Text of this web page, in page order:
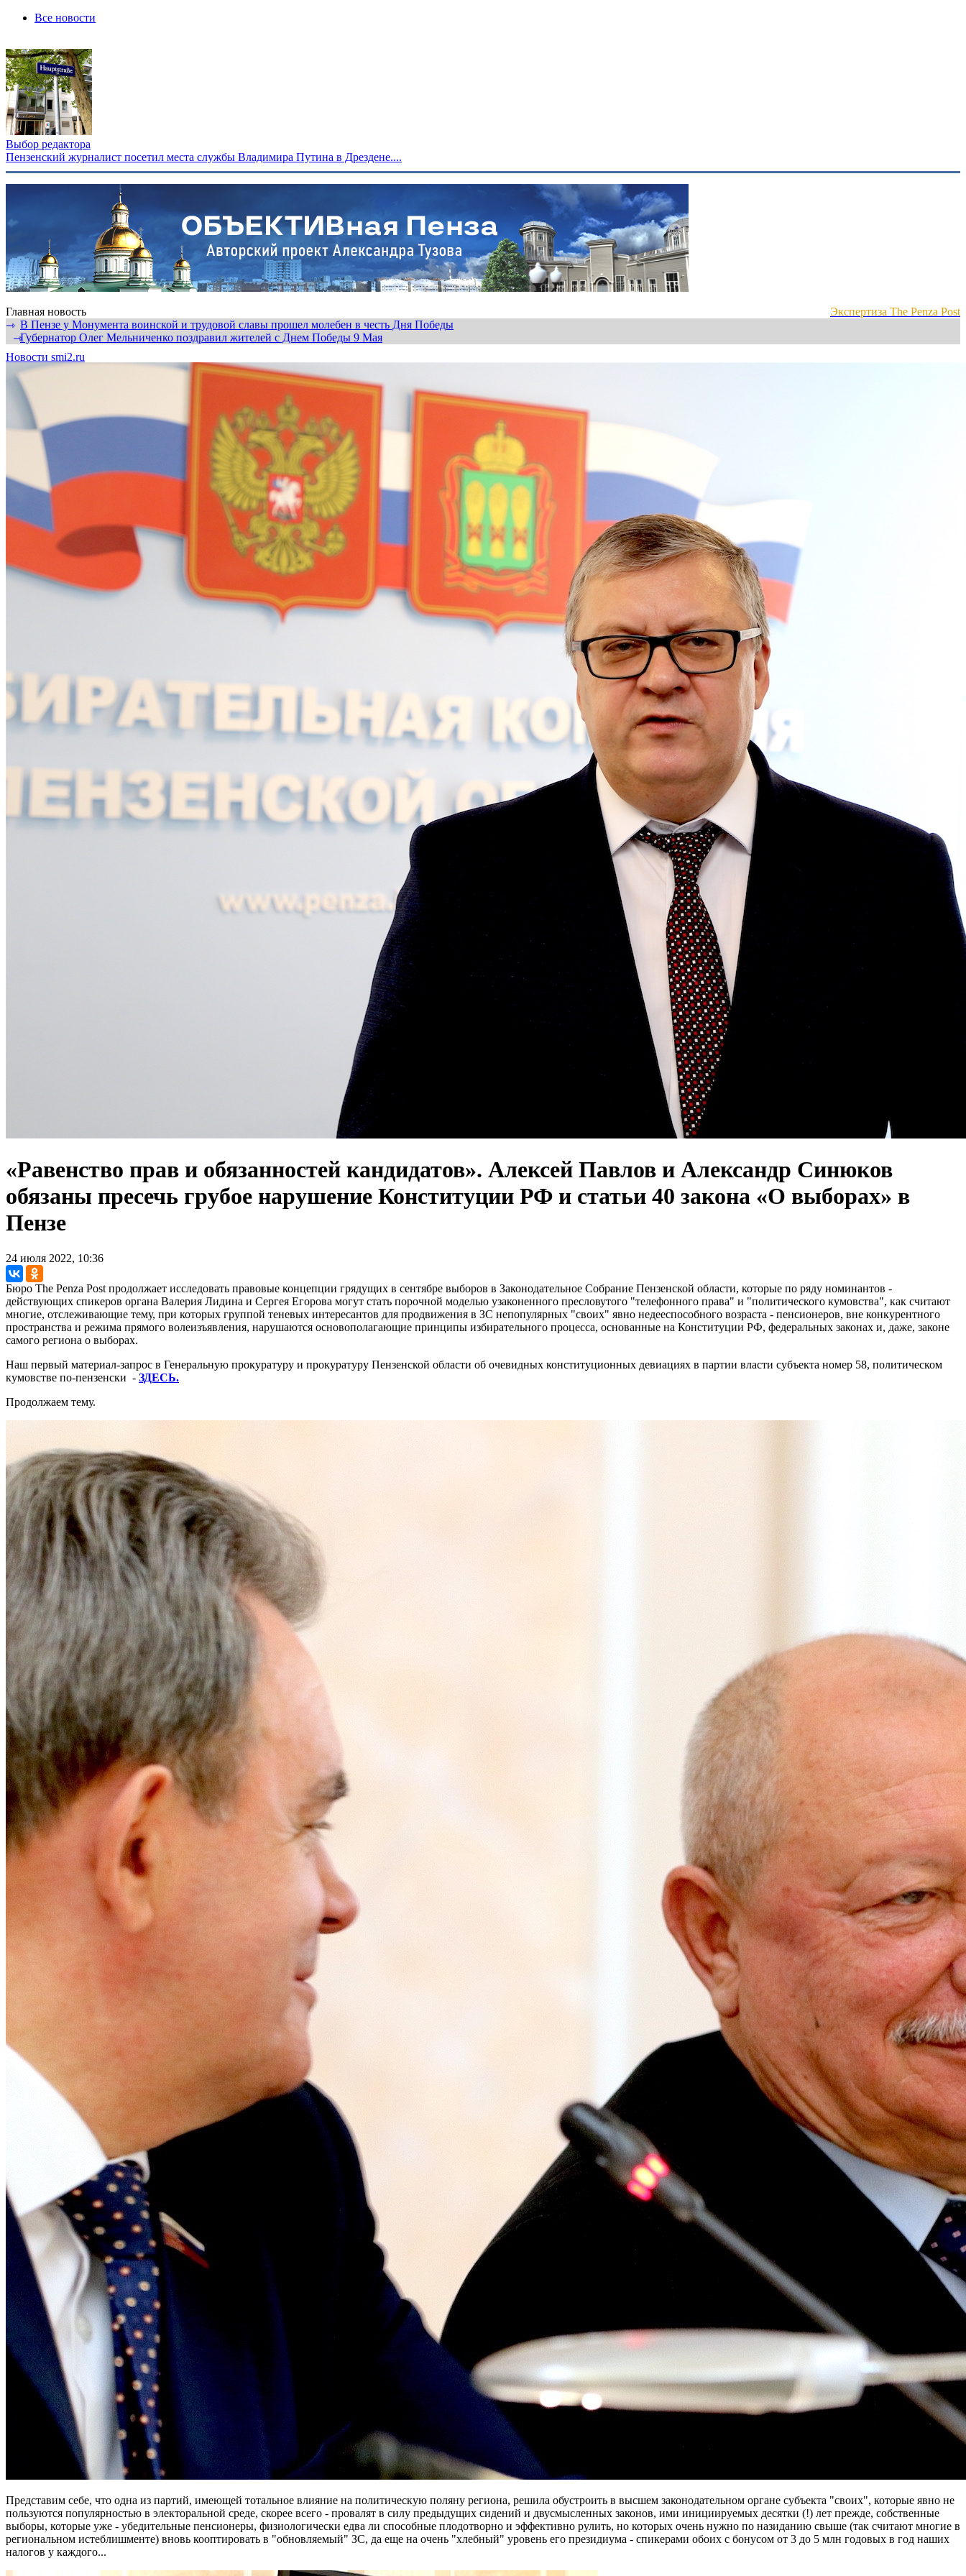
Все новости
Выбор редактора
Пензенский журналист посетил места службы Владимира Путина в Дрездене....
Главная новость
Экспертиза The Penza Post
⇾ В Пензе у Монумента воинской и трудовой славы прошел молебен в честь Дня Победы
⇾Губернатор Олег Мельниченко поздравил жителей с Днем Победы 9 Мая
Новости smi2.ru
«Равенство прав и обязанностей кандидатов». Алексей Павлов и Александр Синюков
обязаны пресечь грубое нарушение Конституции РФ и статьи 40 закона «О выборах» в
Пензе
24 июля 2022, 10:36
Бюро The Penza Post продолжает исследовать правовые концепции грядущих в сентябре выборов в Законодательное Собрание Пензенской области, которые по ряду номинантов -
действующих спикеров органа Валерия Лидина и Сергея Егорова могут стать порочной моделью узаконенного пресловутого "телефонного права" и "политического кумовства", как считают
многие, отслеживающие тему, при которых группой теневых интересантов для продвижения в ЗС непопулярных "своих" явно недееспособного возраста - пенсионеров, вне конкурентного
пространства и режима прямого волеизъявления, нарушаются основополагающие принципы избирательного процесса, основанные на Конституции РФ, федеральных законах и, даже, законе
самого региона о выборах.
Наш первый материал-запрос в Генеральную прокуратуру и прокуратуру Пензенской области об очевидных конституционных девиациях в партии власти субъекта номер 58, политическом
кумовстве по-пензенски - ЗДЕСЬ.
Продолжаем тему.
Представим себе, что одна из партий, имеющей тотальное влияние на политическую поляну региона, решила обустроить в высшем законодательном органе субъекта "своих", которые явно не
пользуются популярностью в электоральной среде, скорее всего - провалят в силу предыдущих сидений и двусмысленных законов, ими инициируемых десятки (!) лет прежде, собственные
выборы, которые уже - убедительные пенсионеры, физиологически едва ли способные плодотворно и эффективно рулить, но которых очень нужно по назиданию свыше (так считают многие в
региональном истеблишменте) вновь кооптировать в "обновляемый" ЗС, да еще на очень "хлебный" уровень его президиума - спикерами обоих с бонусом от 3 до 5 млн годовых в год наших
налогов у каждого...